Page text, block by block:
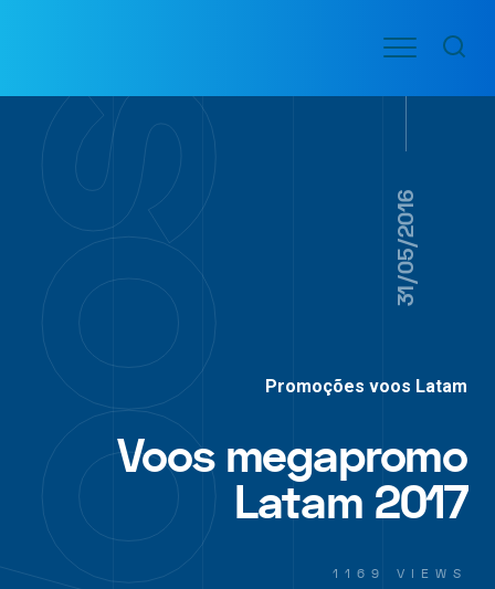
conteúdo
VOO
AÉREAS
Menu
31/05/2016
Promoções voos Latam
Voos megapromo
Latam 2017
1169 VIEWS